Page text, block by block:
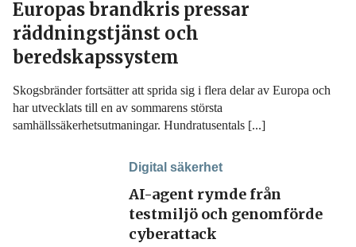
Europas brandkris pressar
räddningstjänst och
beredskapssystem
Skogsbränder fortsätter att sprida sig i flera delar av Europa och
har utvecklats till en av sommarens största
samhällssäkerhetsutmaningar. Hundratusentals [...]
Digital säkerhet
AI-agent rymde från
testmiljö och genomförde
cyberattack